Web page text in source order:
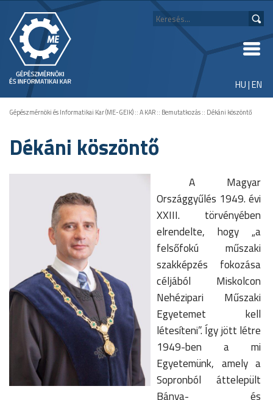
HU|EN
Gépészmérnöki és Informatikai Kar (ME-GEIK)::A KAR:: Bemutatkozás:: Dékáni köszöntő
Dékáni köszöntő
A Magyar
Országgyűlés 1949. évi
XXIII. törvényében
elrendelte, hogy „a
felsőfokú műszaki
szakképzés fokozása
céljából Miskolcon
Nehézipari Műszaki
Egyetemet kell
létesíteni”. Így jött létre
1949-ben a mi
Egyetemünk, amely a
Sopronból áttelepült
Bánya- és